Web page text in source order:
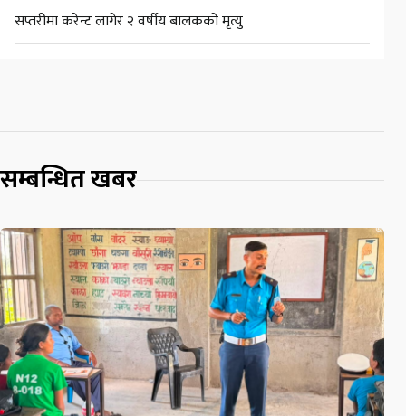
सप्तरीमा करेन्ट लागेर २ वर्षीय बालकको मृत्यु
सम्बन्धित खबर